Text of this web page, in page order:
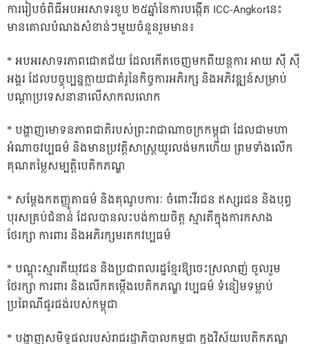
ការរៀបចំពិធីអបអរសាទរខួប ២៥ឆ្នាំនៃការបង្កើត ICC-Angkorនេះ
មានគោលបំណងសំខាន់ៗមួយចំនួនរួមមាន៖
* អបអរសាទរភាពជោគជ័យ ដែលកើតចេញមកពីយន្តការ អាយ ស៊ី ស៊ី
អង្គរ ដែលបច្ចុប្បន្នក្លាយជាគំរូនៃកិច្ចការអភិរក្ស និងអភិវឌ្ឍន៍សម្រាប់
បណ្តាប្រទេសនានាលើសាកលលោក
* បង្ហាញមោទនភាពជាតិរបស់ព្រះរាជាណាចក្រកម្ពុជា ដែលជាមហា
អំណាចវប្បធម៌ និងមានប្រវត្តិសាស្រ្តយូរលង់មកហើយ ព្រមទាំងលើក
គុណតម្លៃសម្បត្តិបេតិកភណ្ឌ
* សម្តែងកតញ្ញូតាធម៌ និងគុណូបការៈ ចំពោះវីរជន ឥស្សរជន និងបុព្វ
បុរសគ្រប់ជំនាន់ ដែលបានលះបង់កាយចិត្ត ស្មារតីក្នុងការកសាង
ថែរក្សា ការពារ និងអភិរក្សមរតកវប្បធម៌
* បណ្តុះស្មារតីយុវជន និងប្រជាពលរដ្ឋខ្មែរឱ្យចេះស្រលាញ់ ចូលរួម
ថែរក្សា ការពារ និងលើកតម្កើងបេតិកភណ្ឌ វប្បធម៌ ទំនៀមទម្លាប់
ប្រពៃណីផូរផង់របស់កម្ពុជា
* បង្ហាញសមិទ្ធផលរបស់រាជរដ្ឋាភិបាលកម្ពុជា ក្នុងវិស័យបេតិកភណ្ឌ